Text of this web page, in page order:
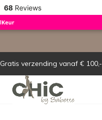
68 Reviews
Gratis verzending vanaf € 100,-